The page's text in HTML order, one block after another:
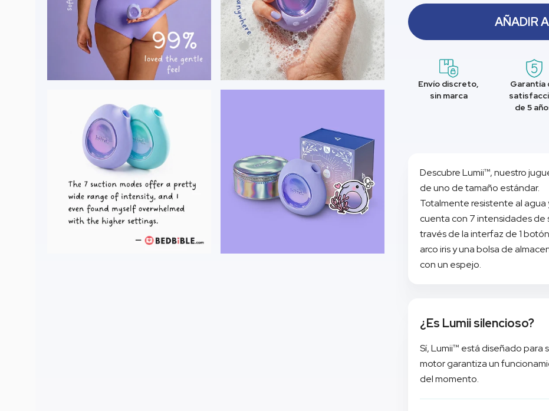
AÑADIR
Envío discreto,
sin marca
Garantía
de 5
Descubre Lumii™, nuestro
de uno de tamaño estándar.
Totalmente resistente al agua
cuenta con 7 intensidades de
través de la interfaz de 1
arco iris y una bolsa de
con un espejo.
¿Es Lumii silencioso?
Sí, Lumii™ está diseñado para
motor garantiza un
del momento.